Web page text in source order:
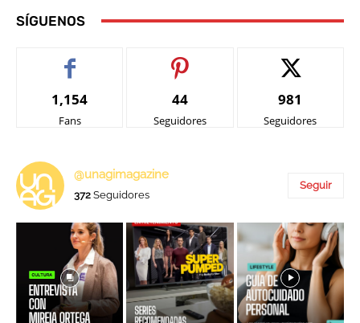
SÍGUENOS
1,154
Fans
44
Seguidores
981
Seguidores
@unagimagazine
372 Seguidores
Seguir